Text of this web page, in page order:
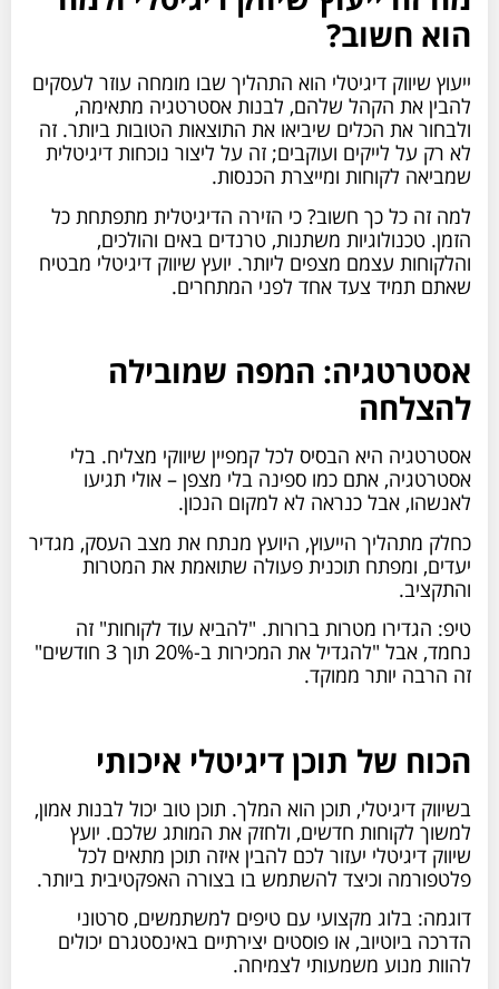
הוא חשוב?
ייעוץ שיווק דיגיטלי הוא התהליך שבו מומחה עוזר לעסקים
להבין את הקהל שלהם, לבנות אסטרטגיה מתאימה,
ולבחור את הכלים שיביאו את התוצאות הטובות ביותר. זה
לא רק על לייקים ועוקבים; זה על ליצור נוכחות דיגיטלית
שמביאה לקוחות ומייצרת הכנסות.
למה זה כל כך חשוב? כי הזירה הדיגיטלית מתפתחת כל
הזמן. טכנולוגיות משתנות, טרנדים באים והולכים,
והלקוחות עצמם מצפים ליותר. יועץ שיווק דיגיטלי מבטיח
שאתם תמיד צעד אחד לפני המתחרים.
אסטרטגיה: המפה שמובילה
להצלחה
אסטרטגיה היא הבסיס לכל קמפיין שיווקי מצליח. בלי
אסטרטגיה, אתם כמו ספינה בלי מצפן – אולי תגיעו
לאנשהו, אבל כנראה לא למקום הנכון.
כחלק מתהליך הייעוץ, היועץ מנתח את מצב העסק, מגדיר
יעדים, ומפתח תוכנית פעולה שתואמת את המטרות
והתקציב.
טיפ: הגדירו מטרות ברורות. "להביא עוד לקוחות" זה
נחמד, אבל "להגדיל את המכירות ב-20% תוך 3 חודשים"
זה הרבה יותר ממוקד.
הכוח של תוכן דיגיטלי איכותי
בשיווק דיגיטלי, תוכן הוא המלך. תוכן טוב יכול לבנות אמון,
למשוך לקוחות חדשים, ולחזק את המותג שלכם. יועץ
שיווק דיגיטלי יעזור לכם להבין איזה תוכן מתאים לכל
פלטפורמה וכיצד להשתמש בו בצורה האפקטיבית ביותר.
דוגמה: בלוג מקצועי עם טיפים למשתמשים, סרטוני
הדרכה ביוטיוב, או פוסטים יצירתיים באינסטגרם יכולים
להוות מנוע משמעותי לצמיחה.